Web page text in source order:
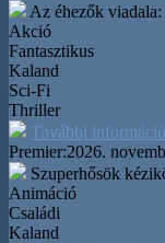
Az éhezők viadala:
Akció
Fantasztikus
Kaland
Sci-Fi
Thriller
További információ
Premier:2026.
Szuperhősök
Animáció
Családi
Kaland